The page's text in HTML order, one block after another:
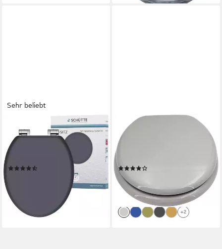
Sehr beliebt
WC-Sitz SPIRIT, mit
Absenkautomatik und MDF-
Holzkern
lieferbar - in 3-4 Werktagen bei dir
ADOB
WC-Sitz, äußerst stabil,
29,95 €
-25%
lieferbar - in 3-4 Werktagen bei dir
+2